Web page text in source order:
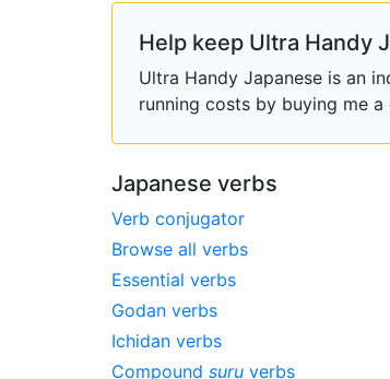
Help keep Ultra Handy
Ultra Handy Japanese is an
running costs by buying me a
Japanese verbs
Verb conjugator
Browse all verbs
Essential verbs
Godan verbs
Ichidan verbs
Compound suru verbs